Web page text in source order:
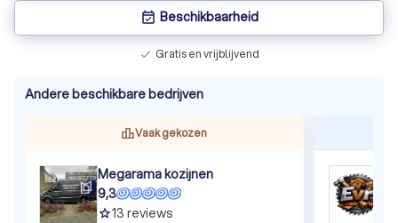
event_available Beschikbaarheid
check Gratis en vrijblijvend
Andere beschikbare bedrijven
Vaak gekozen
Megarama kozijnen
9,3
grade13 reviews